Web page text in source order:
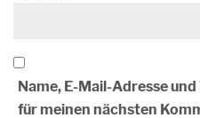
Name, E-Mail-Adresse
für meinen nächsten